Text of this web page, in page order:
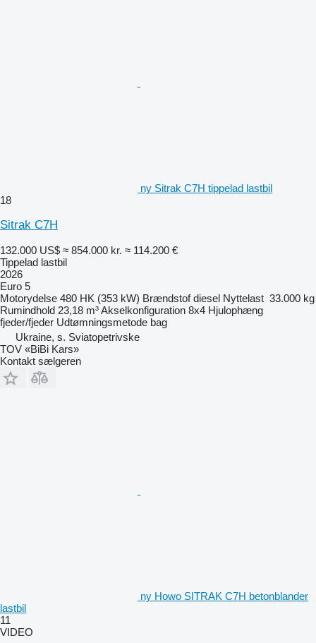
ny Sitrak C7H tippelad lastbil
18
Sitrak C7H
132.000 US$ ≈ 854.000 kr. ≈ 114.200 €
Tippelad lastbil
2026
Euro 5
Motorydelse 480 HK (353 kW) Brændstof diesel Nyttelast 33.000 kg
Rumindhold 23,18 m³Akselkonfiguration 8x4 Hjulophæng
fjeder/fjeder Udtømningsmetode bag
Ukraine, s. Sviatopetrivske
TOV «BiBi Kars»
Kontakt sælgeren
ny Howo SITRAK C7H betonblander
lastbil
11
VIDEO